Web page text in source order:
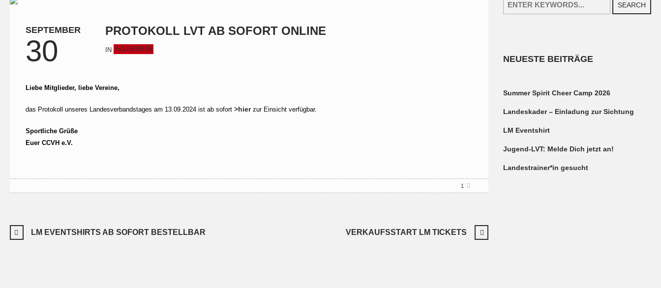
SEPTEMBER
30
PROTOKOLL LVT AB SOFORT ONLINE
IN ALLGEMEIN
Liebe Mitglieder, liebe Vereine,
das Protokoll unseres Landesverbandstages am 13.09.2024 ist ab sofort >hierzur Einsicht verfügbar.
Sportliche Grüße
Euer CCVH e.V.
1
VERKAUFSSTART LM TICKETS
LM EVENTSHIRTS AB SOFORT BESTELLBAR
SEARCH
NEUESTE BEITRÄGE
Summer Spirit Cheer Camp 2026
Landeskader – Einladung zur Sichtung
LM Eventshirt
Jugend-LVT: Melde Dich jetzt an!
Landestrainer*in gesucht